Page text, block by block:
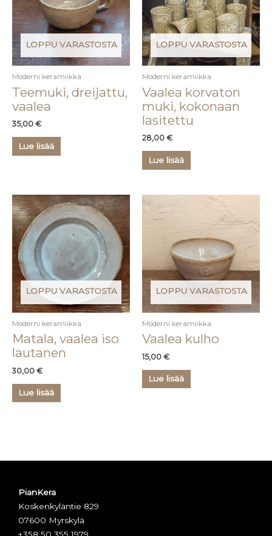
LOPPU VARASTOSTA
Moderni keramiikka
Teemuki, dreijattu,
vaalea
35,00 €
Lue lisää
LOPPU VARASTOSTA
Moderni keramiikka
Vaalea korvaton
muki, kokonaan
lasitettu
28,00 €
Lue lisää
LOPPU VARASTOSTA
Moderni keramiikka
Matala, vaalea iso
lautanen
30,00 €
Lue lisää
LOPPU VARASTOSTA
Moderni keramiikka
Vaalea kulho
15,00 €
Lue lisää
PianKera
Koskenkyläntie 829
07600 Myrskylä